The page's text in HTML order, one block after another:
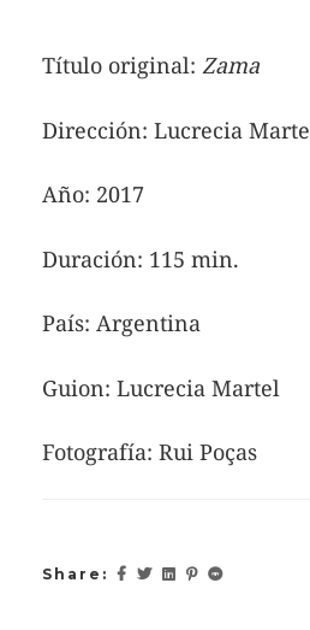
Título original: Zama
Dirección: Lucrecia
Año: 2017
Duración: 115 min.
País: Argentina
Guion: Lucrecia Martel
Fotografía: Rui Poças
Share: